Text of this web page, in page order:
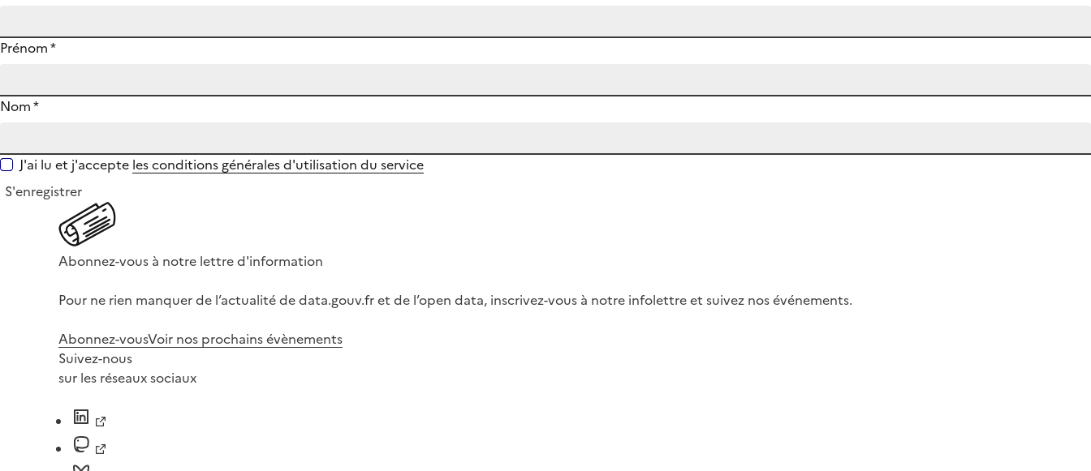
Prénom*
Nom*
J'ai lu et j'accepte les conditions générales d'utilisation du service
S'enregistrer
Abonnez-vous à notre lettre d'information
Pour ne rien manquer de l’actualité de data.gouv.fr et de l’open data, inscrivez-vous à notre infolettre et suivez nos événements.
Abonnez-vousVoir nos prochains évènements
Suivez-nous
sur les réseaux sociaux